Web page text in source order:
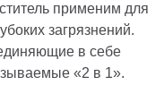
применим для
загрязнений.
в себе
«2 в 1».